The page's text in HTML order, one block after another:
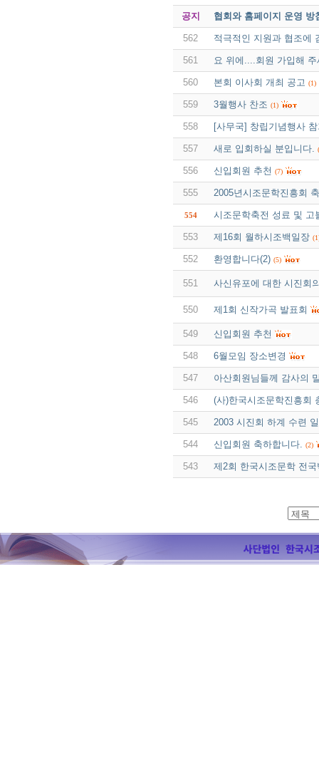
공지 협회와 홈페이지 운영 방
562 적극적인 지원과 협조에
561 요 위에....회원 가입해 주
560 본회 이사회 개최 공고 (1)
559 3월행사 찬조 (1)
558 [사무국] 창립기념행사
557 새로 입회하실 분입니다.
556 신입회원 추천 (7)
555 2005년시조문학진흥회
554 시조문학축전 성료 및 고
553 제16회 월하시조백일장
552 환영합니다(2) (5)
551 사신유포에 대한 시진회
550 제1회 신작가곡 발표회
549 신입회원 추천
548 6월모임 장소변경
547 아산회원님들께 감사의
546 (사)한국시조문학진흥회
545 2003 시진회 하계 수련
544 신입회원 축하합니다. (2)
543 제2회 한국시조문학 전